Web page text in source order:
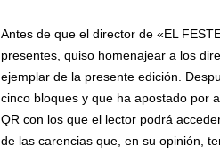
Antes de que el director de «EL
presentes, quiso homenajear a los
ejemplar de la presente edición.
cinco bloques y que ha apostado por
QR con los que el lector podrá
de las carencias que, en su opinión,